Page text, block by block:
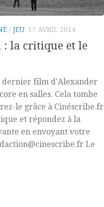
/ JEU 17 AVRIL 2014
: la critique et le
dernier film d’Alexander
en salles. Cela tombe
le grâce à Cinéscribe.fr
et répondez à la
en envoyant votre
Le